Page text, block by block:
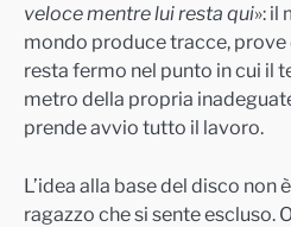
veloce mentre lui resta qui»: il
mondo produce tracce, prove
resta fermo nel punto in cui il
metro della propria
prende avvio tutto il lavoro.
L’idea alla base del disco non
ragazzo che si sente escluso.